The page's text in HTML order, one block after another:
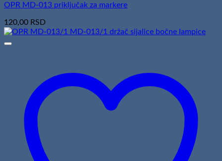
OPR MD-013 priključak za markere
120,00 RSD